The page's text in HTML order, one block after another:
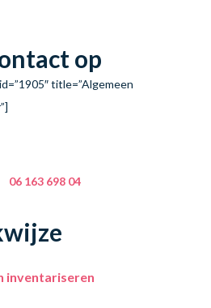
op
title=”Algemeen
06 163 698 04
inventariseren